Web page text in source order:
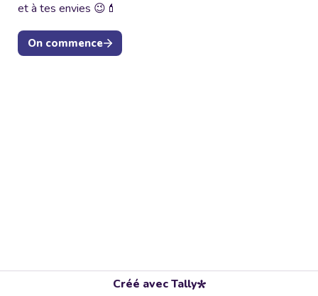
et à tes envies 😉💄
On commence
Créé avec Tally